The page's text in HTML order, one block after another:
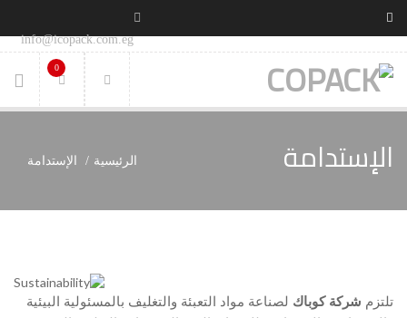
info@icopack.com.eg
0
الإستدامة الرئيسية الإستدامة
تلتزم شركة كوباك لصناعة مواد التعبئة والتغليف بالمسئولية البيئية